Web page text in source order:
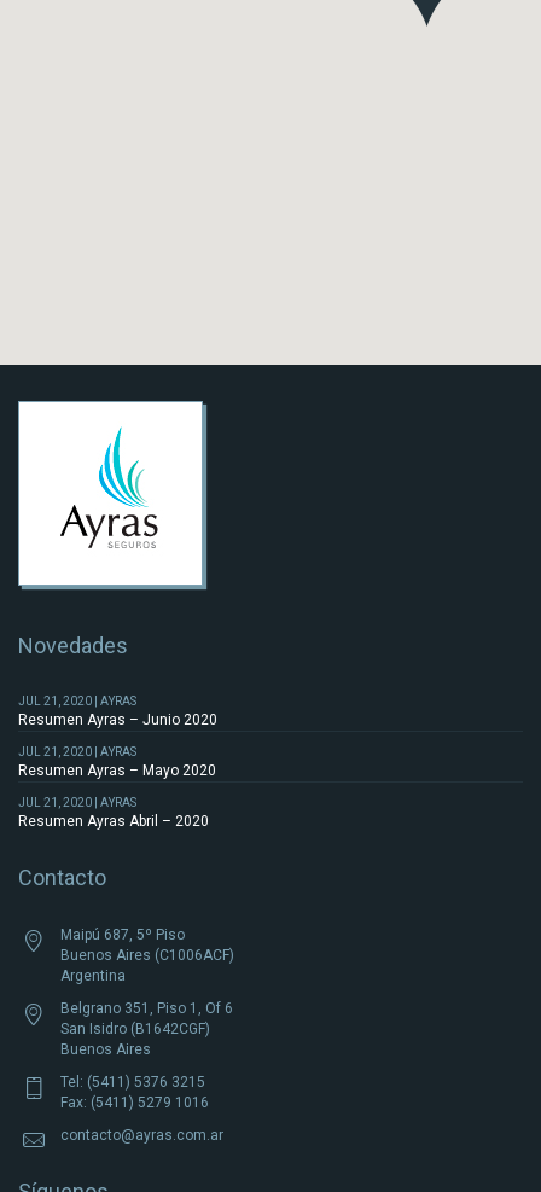
Novedades
JUL 21, 2020 | AYRAS
Resumen Ayras – Junio 2020
JUL 21, 2020 | AYRAS
Resumen Ayras – Mayo 2020
JUL 21, 2020 | AYRAS
Resumen Ayras Abril – 2020
Contacto
Maipú 687, 5º Piso
Buenos Aires (C1006ACF)
Argentina
Belgrano 351, Piso 1, Of 6
San Isidro (B1642CGF)
Buenos Aires
Tel: (5411) 5376 3215
Fax: (5411) 5279 1016
contacto@ayras.com.ar